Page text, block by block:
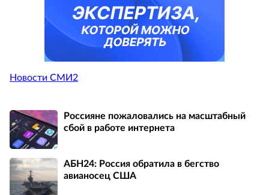
Новости СМИ2
Россияне пожаловались на масштабный
сбой в работе интернета
АБН24: Россия обратила в бегство
авианосец США